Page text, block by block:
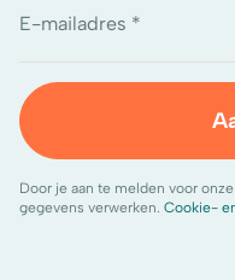
E-mailadres *
Door je aan te melden voor
gegevens verwerken. Cookie-